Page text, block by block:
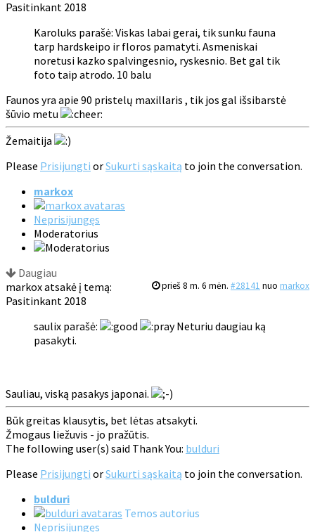
Pasitinkant 2018
Karoluks parašė: Viskas labai gerai, tik sunku fauna
tarp hardskeipo ir floros pamatyti. Asmeniskai
noretusi kazko spalvingesnio, ryskesnio. Bet gal tik
foto taip atrodo. 10 balu
Faunos yra apie 90 pristelų maxillaris , tik jos gal išsibarstė
šūvio metu
Žemaitija
Please Prisijungti orSukurti sąskaitą to join the conversation.
markox
Neprisijungęs
Moderatorius
Daugiau
prieš 8 m. 6 mėn. #28141 nuo markox
markox atsakė į temą:
Pasitinkant 2018
saulix parašė:
Neturiu daugiau ką
pasakyti.
Sauliau, viską pasakys japonai.
Būk greitas klausytis, bet lėtas atsakyti.
Žmogaus liežuvis - jo pražūtis.
The following user(s) said Thank You: bulduri
Please Prisijungti orSukurti sąskaitą to join the conversation.
bulduri
Temos autorius
Neprisijungęs